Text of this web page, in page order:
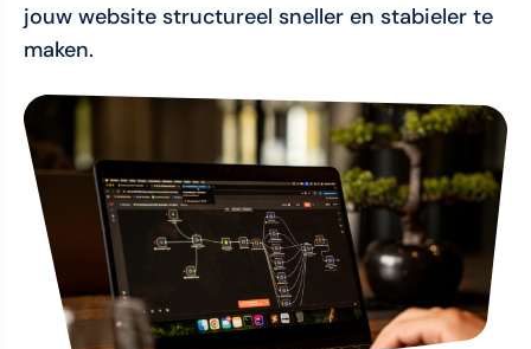
jouw website structureel sneller en stabieler te
maken.